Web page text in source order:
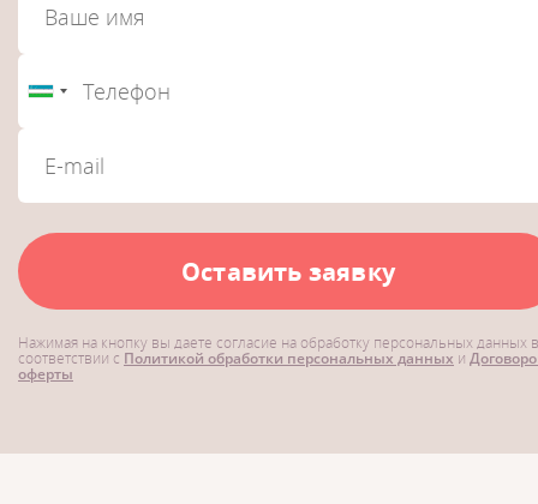
Оставить заявку
Нажимая на кнопку вы даете согласие на обработку персональных данных в
соответствии с Политикой обработки персональных данных и
оферты